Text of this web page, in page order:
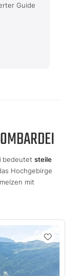
Guide
bedeutet steile
Hochgebirge
mit